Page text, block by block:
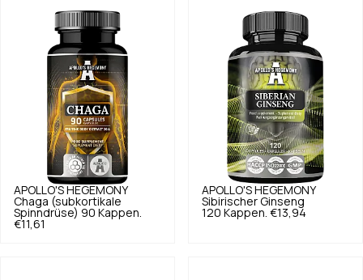
APOLLO'S HEGEMONY
Chaga (subkortikale
Spinndrüse) 90 Kappen.
€11,61
APOLLO'S HEGEMONY
Sibirischer Ginseng
120 Kappen. €13,94